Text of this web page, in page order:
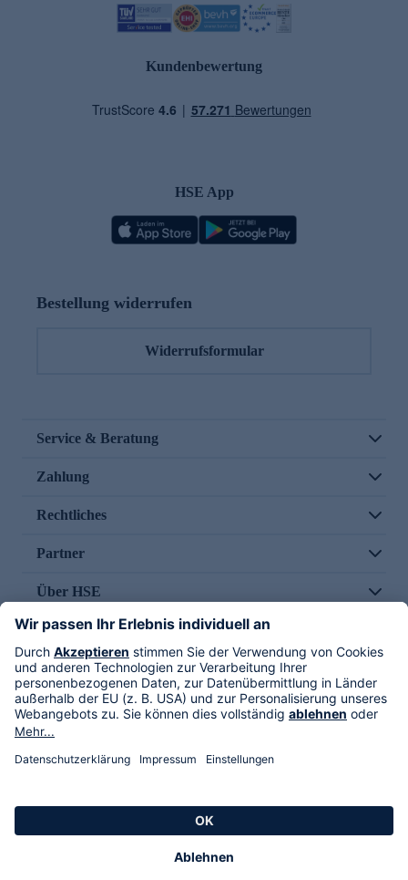
Kundenbewertung
HSE App
Bestellung widerrufen
Widerrufsformular
Service & Beratung
Zahlung
Rechtliches
Partner
Über HSE
Im TV
HSE International